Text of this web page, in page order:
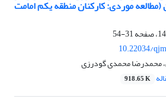
(مطالعه موردی: کارکنان منطقه یکم امامت
31-54
10.22034/
محمدرضا محمدی گودرزی
918.65 K